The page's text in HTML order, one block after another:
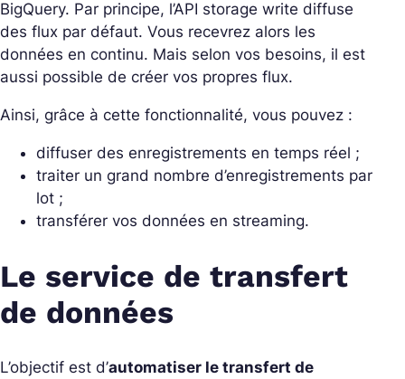
BigQuery. Par principe, l’API storage write diffuse
des flux par défaut. Vous recevrez alors les
données en continu. Mais selon vos besoins, il est
aussi possible de créer vos propres flux.
Ainsi, grâce à cette fonctionnalité, vous pouvez :
diffuser des enregistrements en temps réel ;
traiter un grand nombre d’enregistrements par
lot ;
transférer vos données en streaming.
Le service de transfert
de données
L’objectif est d’automatiser le transfert de